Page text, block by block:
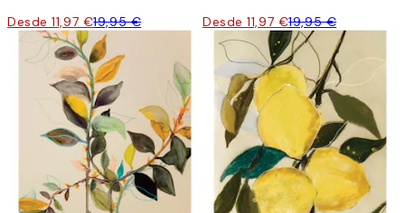
Desde 11,97 €19,95 € Desde 11,97 €19,95 €